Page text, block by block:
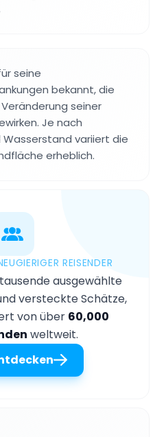
seine
bekannt, die
seiner
Je nach
variiert die
erheblich.
REISENDER
ausgewählte
versteckte Schätze,
von über 60,000
weltweit.